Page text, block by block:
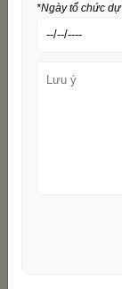
Địa
*Ngày tổ chức